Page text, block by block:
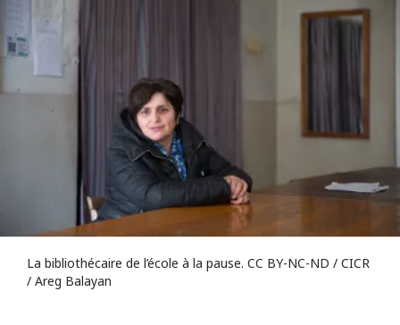
La bibliothécaire de l’école à la pause. CC BY-NC-ND / CICR
/ Areg Balayan